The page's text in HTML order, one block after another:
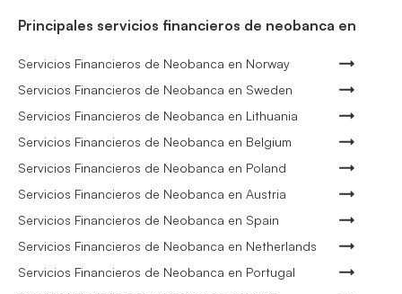
Principales servicios financieros de neobanca en
Servicios Financieros de Neobanca en Norway
Servicios Financieros de Neobanca en Sweden
Servicios Financieros de Neobanca en Lithuania
Servicios Financieros de Neobanca en Belgium
Servicios Financieros de Neobanca en Poland
Servicios Financieros de Neobanca en Austria
Servicios Financieros de Neobanca en Spain
Servicios Financieros de Neobanca en Netherlands
Servicios Financieros de Neobanca en Portugal